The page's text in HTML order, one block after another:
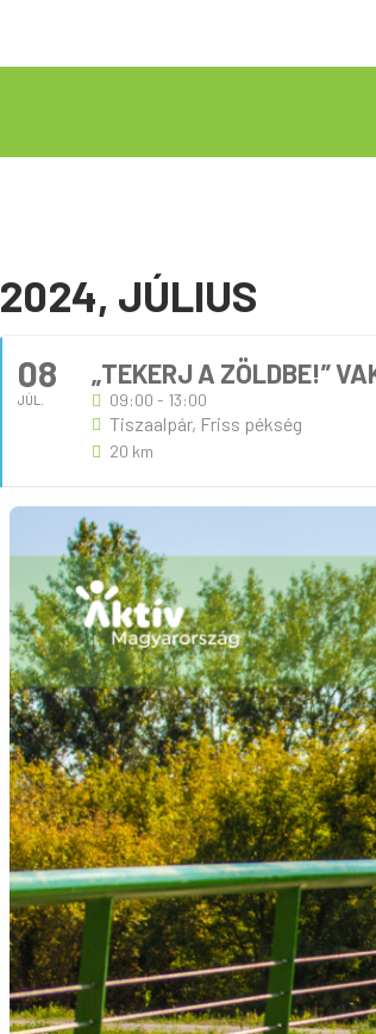
2024, JÚLIUS
08
JÚL.
„TEKERJ A ZÖLDBE!”
09:00 - 13:00
Tiszaalpár, Friss pékség
20 km